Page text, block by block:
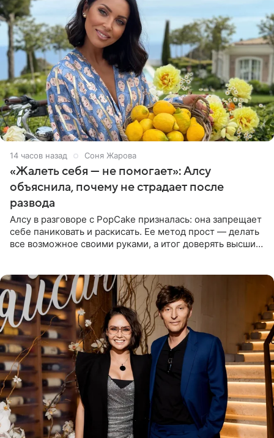
14 часов назад Соня Жарова
«Жалеть себя — не помогает»: Алсу
объяснила, почему не страдает после
развода
Алсу в разговоре с PopCake призналась: она запрещает
себе паниковать и раскисать. Ее метод прост — делать
все возможное своими руками, а итог доверять высшим